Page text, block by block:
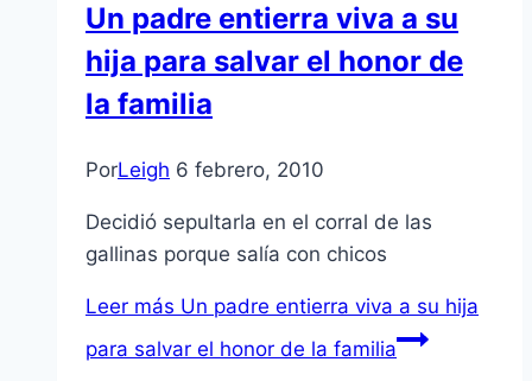
Un padre entierra viva a su
hija para salvar el honor de
la familia
PorLeigh 6 febrero, 2010
Decidió sepultarla en el corral de las
gallinas porque salí­a con chicos
Leer más Un padre entierra viva a su hija
para salvar el honor de la familia